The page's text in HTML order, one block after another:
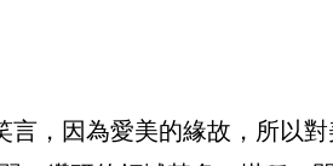
，因為愛美的緣故，所以